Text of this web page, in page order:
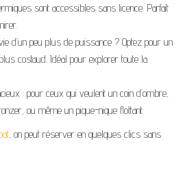
sont accessibles sans licence. Parfait
d’un peu plus de puissance ? Optez pour un
costaud. Idéal pour explorer toute la
: pour ceux qui veulent un coin d’ombre,
ou même un pique-nique flottant.
, on peut réserver en quelques clics sans